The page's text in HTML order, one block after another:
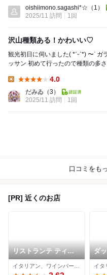
oishiimono.sagashi*☆ （1）
2025/11 訪問
1回
沢山種類ある！かわいい♡
観光初日に伺いました( *ˊᵕˋ*) 〜ᐝ ガラスケースに沢山のカラフルなクロワ
ッサン 初めて行ったので種類の多さにびっくり！ インスタ等で味を見て
4.0
だみゐ （3）
2025/11 訪問
1回
口コミをも
[PR] 近くのお店
リストランテ ティー
ブイ ビー
ダ
イタ